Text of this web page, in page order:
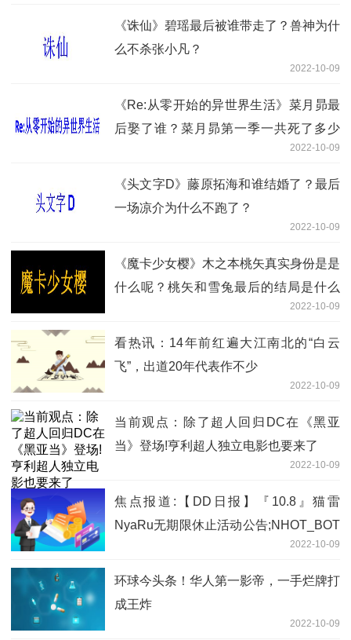
《​诛仙》碧瑶最后被谁带走了？兽神为什
么不杀张小凡？
2022-10-09
《Re:从零开始的异世界生活》菜月昴最
后娶了谁？菜月昴第一季一共死了多少
2022-10-09
《头文字D》藤原拓海和谁结婚了？最后
一场凉介为什么不跑了？
2022-10-09
《魔卡少女樱》木之本桃矢真实身份是是
什么呢？桃矢和雪兔最后的结局是什么
2022-10-09
看热讯：14年前红遍大江南北的“白云
飞”，出道20年代表作不少
2022-10-09
当前观点：除了超人回归DC在《黑亚
当》登场!亨利超人独立电影也要来了
2022-10-09
焦点报道:【DD日报】『10.8』猫雷
NyaRu无期限休止活动公告;NHOT_BOT
2022-10-09
环球今头条！华人第一影帝，一手烂牌打
成王炸
2022-10-09